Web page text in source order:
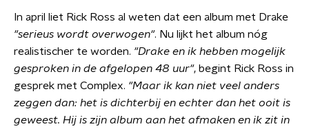
In april liet Rick Ross al weten dat een album met Drake
"serieus wordt overwogen". Nu lijkt het album nóg
realistischer te worden. "Drake en ik hebben mogelijk
gesproken in de afgelopen 48 uur", begint Rick Ross in
gesprek met Complex. "Maar ik kan niet veel anders
zeggen dan: het is dichterbij en echter dan het ooit is
geweest. Hij is zijn album aan het afmaken en ik zit in